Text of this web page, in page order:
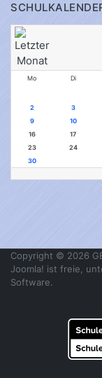
Mo Di
2
3
9
10
16
17
23
24
30
Copyright © 2026
Joomla! ist freie,
Software.